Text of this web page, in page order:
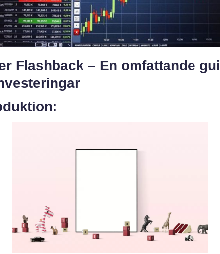
Flashback – En omfattande